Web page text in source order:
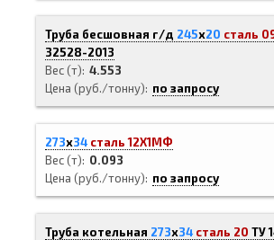
Труба бесшовная г/д 245х20 сталь
32528-2013
Вес (т) 4.553
Цена (руб./тонну)
по запросу
273х34 сталь 12Х1МФ
Вес (т)
0.093
Цена (руб./тонну)
по запросу
Труба котельная 273х34 сталь 20 ТУ